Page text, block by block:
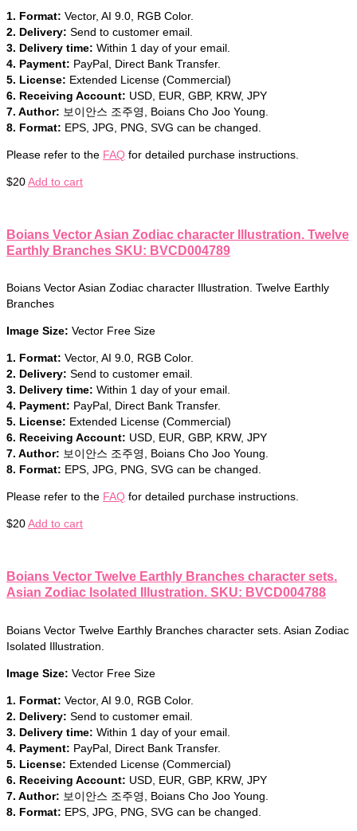
1. Format: Vector, AI 9.0, RGB Color.
2. Delivery: Send to customer email.
3. Delivery time: Within 1 day of your email.
4. Payment: PayPal, Direct Bank Transfer.
5. License: Extended License (Commercial)
6. Receiving Account: USD, EUR, GBP, KRW, JPY
7. Author: 보이안스 조주영, Boians Cho Joo Young.
8. Format: EPS, JPG, PNG, SVG can be changed.
Please refer to the FAQ for detailed purchase instructions.
$20Add to cart
Boians Vector Asian Zodiac character Illustration. Twelve
Earthly Branches SKU: BVCD004789
Boians Vector Asian Zodiac character Illustration. Twelve Earthly
Branches
Image Size: Vector Free Size
1. Format: Vector, AI 9.0, RGB Color.
2. Delivery: Send to customer email.
3. Delivery time: Within 1 day of your email.
4. Payment: PayPal, Direct Bank Transfer.
5. License: Extended License (Commercial)
6. Receiving Account: USD, EUR, GBP, KRW, JPY
7. Author: 보이안스 조주영, Boians Cho Joo Young.
8. Format: EPS, JPG, PNG, SVG can be changed.
Please refer to the FAQ for detailed purchase instructions.
$20Add to cart
Boians Vector Twelve Earthly Branches character sets.
Asian Zodiac Isolated Illustration. SKU: BVCD004788
Boians Vector Twelve Earthly Branches character sets. Asian Zodiac
Isolated Illustration.
Image Size: Vector Free Size
1. Format: Vector, AI 9.0, RGB Color.
2. Delivery: Send to customer email.
3. Delivery time: Within 1 day of your email.
4. Payment: PayPal, Direct Bank Transfer.
5. License: Extended License (Commercial)
6. Receiving Account: USD, EUR, GBP, KRW, JPY
7. Author: 보이안스 조주영, Boians Cho Joo Young.
8. Format: EPS, JPG, PNG, SVG can be changed.